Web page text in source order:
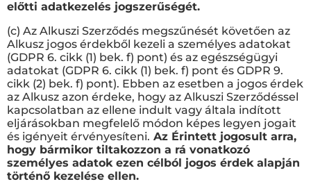
előtti adatkezelés jogszerűségét.
(c) Az Alkuszi Szerződés megszűnését követően az
Alkusz jogos érdekből kezeli a személyes adatokat
(GDPR 6. cikk (1) bek. f) pont) és az egészségügyi
adatokat (GDPR 6. cikk (1) bek. f) pont és GDPR 9.
cikk (2) bek. f) pont). Ebben az esetben a jogos érdek
az Alkusz azon érdeke, hogy az Alkuszi Szerződéssel
kapcsolatban az ellene indult vagy általa indított
eljárásokban megfelelő módon képes legyen jogait
és igényeit érvényesíteni. Az Érintett jogosult arra,
hogy bármikor tiltakozzon a rá vonatkozó
személyes adatok ezen célból jogos érdek alapján
történő kezelése ellen.